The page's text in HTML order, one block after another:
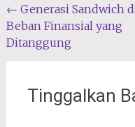
Navigasi
pos
← Generasi Sandwich
Beban Finansial yang
Ditanggung
Tinggalkan